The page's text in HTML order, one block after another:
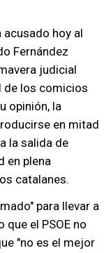
acusado hoy al
Fernández
judicial
de los comicios
opinión, la
en mitad
la salida de
en plena
catalanes.
para llevar a
el PSOE no
"no es el mejor